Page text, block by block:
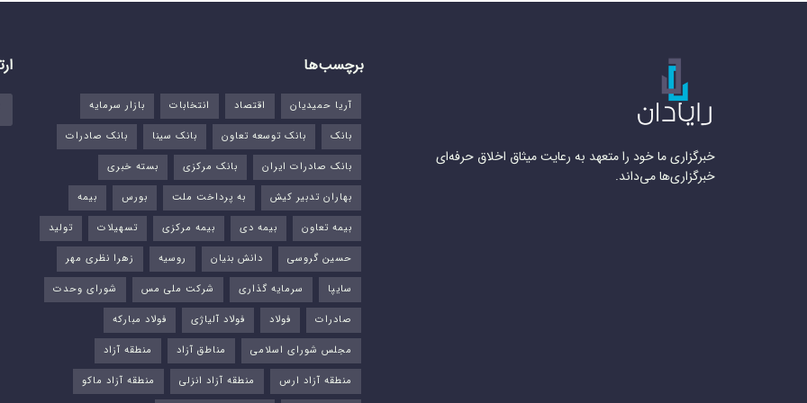
خبرگزاری ما خود را متعهد به رعایت میثاق اخلاق حرفه‌ای
خبرگزاری‌ها می‌داند.
برچسب‌ها
آریا حمیدیان اقتصاد انتخابات
بازار سرمایه
بانک
بانک توسعه تعاون بانک سینا
بانک صادرات
بانک صادرات ایران
بانک مرکزی
بسته خبری
بهاران تدبیر کیش
به پرداخت ملت بورس‌
بیمه
بیمه تعاون
بیمه دی بیمه مرکزی تسهیلات
تولید
حسین گروسی
دانش بنیان روسیه
زهرا نظری مهر
سایپا
سرمایه گذاری شرکت ملی مس
شورای وحدت
صادرات
فولاد فولاد آلیاژی
فولاد مبارکه
مجلس شورای اسلامی
مناطق آزاد
منطقه آزاد
منطقه آزاد ارس
منطقه آزاد انزلی منطقه آزاد ماکو